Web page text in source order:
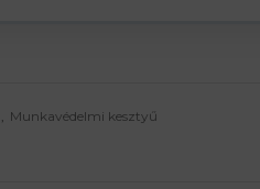
, Munkavédelmi kesztyű